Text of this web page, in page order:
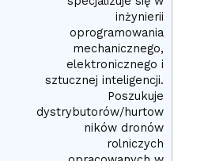
inżynierii
oprogramowania
mechanicznego,
elektronicznego i
sztucznej inteligencji.
Poszukuje
dystrybutorów/hurtow
ników dronów
rolniczych